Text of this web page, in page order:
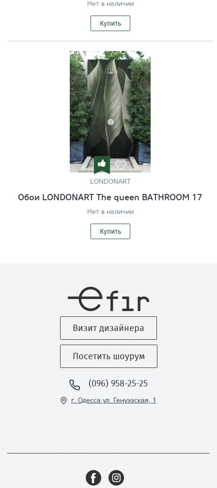
Нет в наличии
Купить
LONDONART
Обои LONDONART The queen BATHROOM 17
Нет в наличии
Купить
г. Одесса ул. Генуэзская, 1
(096) 958-25-25
Посетить шоурум
Визит дизайнера